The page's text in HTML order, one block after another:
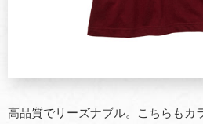
高品質でリーズナブル。こちらもカ